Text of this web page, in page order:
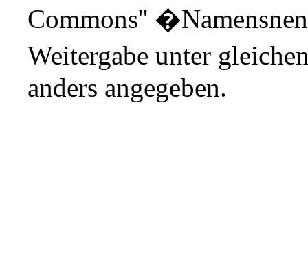
Commons''
Weitergabe unter
anders angegeben.